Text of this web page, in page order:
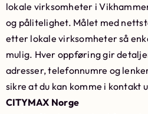
lokale virksomheter i
og pålitelighet. Målet med
etter lokale virksomheter så
mulig. Hver oppføring gir
adresser, telefonnumre og
sikre at du kan komme i kontakt
CITYMAX Norge